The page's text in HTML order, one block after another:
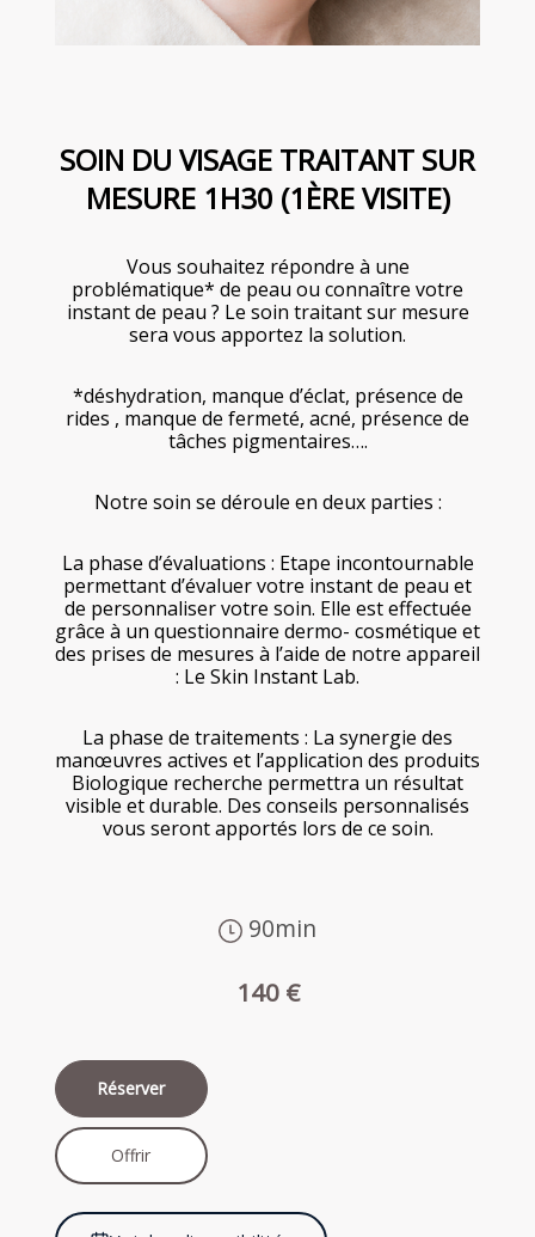
SOIN DU VISAGE TRAITANT SUR
MESURE 1H30 (1ÈRE VISITE)
Vous souhaitez répondre à une
problématique* de peau ou connaître votre
instant de peau ? Le soin traitant sur mesure
sera vous apportez la solution.
*déshydration, manque d’éclat, présence de
rides , manque de fermeté, acné, présence de
tâches pigmentaires….
Notre soin se déroule en deux parties :
La phase d’évaluations : Etape incontournable
permettant d’évaluer votre instant de peau et
de personnaliser votre soin. Elle est effectuée
grâce à un questionnaire dermo- cosmétique et
des prises de mesures à l’aide de notre appareil
: Le Skin Instant Lab.
La phase de traitements : La synergie des
manœuvres actives et l’application des produits
Biologique recherche permettra un résultat
visible et durable. Des conseils personnalisés
vous seront apportés lors de ce soin.
90min
140 €
Réserver
Offrir